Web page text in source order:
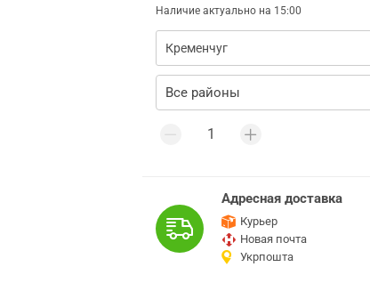
Наличие актуально на 15:00
Адресная доставка
Курьер
Новая почта
Укрпошта